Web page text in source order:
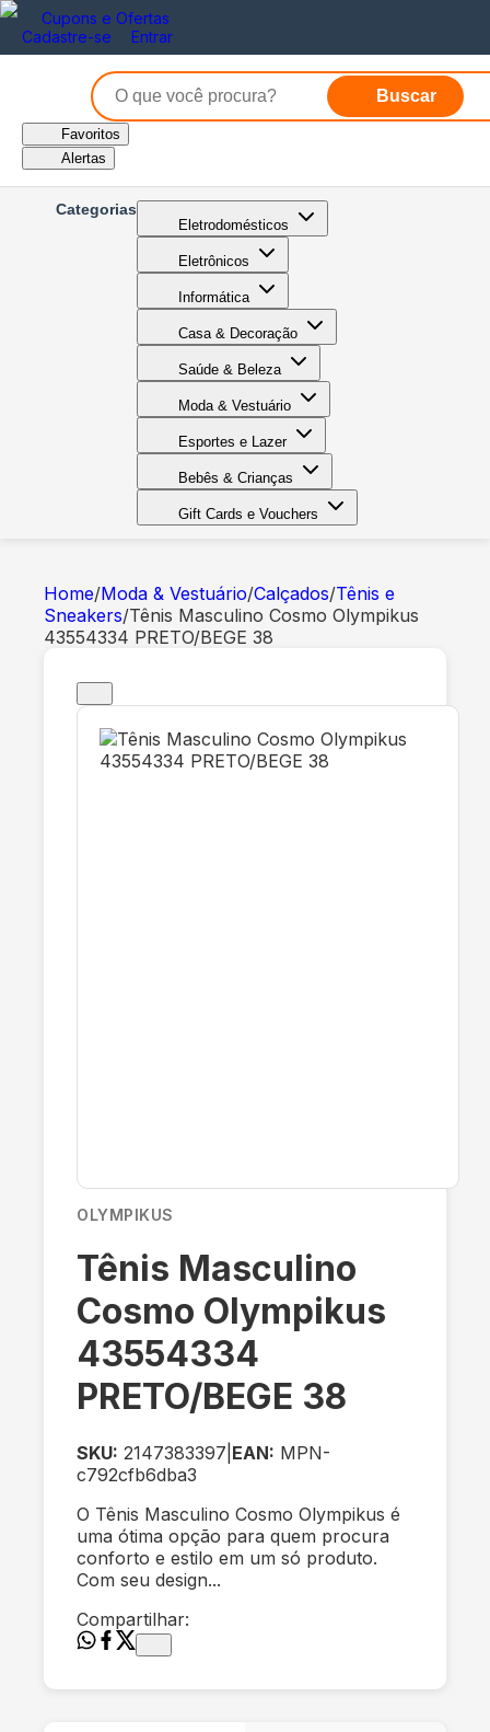
Cupons e Ofertas
Cadastre-se
Entrar
Buscar
Favoritos
Alertas
Categorias
Eletrodomésticos
Eletrônicos
Informática
Casa & Decoração
Saúde & Beleza
Moda & Vestuário
Esportes e Lazer
Bebês & Crianças
Gift Cards e Vouchers
Home/Moda & Vestuário/Calçados/Tênis e
Sneakers/Tênis Masculino Cosmo Olympikus
43554334 PRETO/BEGE 38
OLYMPIKUS
Tênis Masculino
Cosmo Olympikus
43554334
PRETO/BEGE 38
SKU: 2147383397 EAN: MPN-
c792cfb6dba3
O Tênis Masculino Cosmo Olympikus é
uma ótima opção para quem procura
conforto e estilo em um só produto.
Com seu design...
Compartilhar: